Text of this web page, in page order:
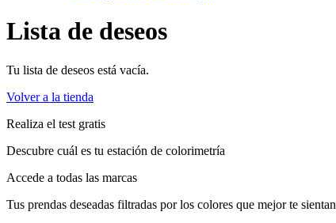
Lista de deseos
Tu lista de deseos está vacía.
Volver a la tienda
Realiza el test gratis
Descubre cuál es tu estación de colorimetría
Accede a todas las marcas
Tus prendas deseadas filtradas por los colores que mejor te sientan